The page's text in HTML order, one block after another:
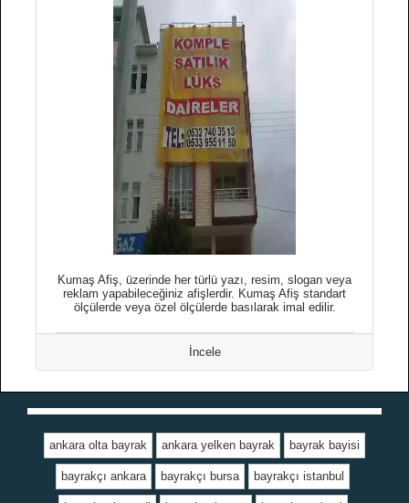
Kumaş Afiş, üzerinde her türlü yazı, resim, slogan veya
reklam yapabileceğiniz afişlerdir. Kumaş Afiş standart
ölçülerde veya özel ölçülerde basılarak imal edilir.
İncele
ankara olta bayrak ankara yelken bayrak bayrak bayisi
bayrakçı ankara bayrakçı bursa bayrakçı istanbul